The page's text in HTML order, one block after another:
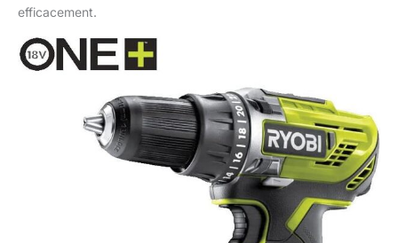
batterie 18V pour plus de 200
outils de bricolage, de
jardinage et bien plus encore.
Tous nos outils et nos
batteries sont garantis
pendant une durée totale de
24 mois avec un an
d’extension de offert si le
consommateur enregistre
efficacement.